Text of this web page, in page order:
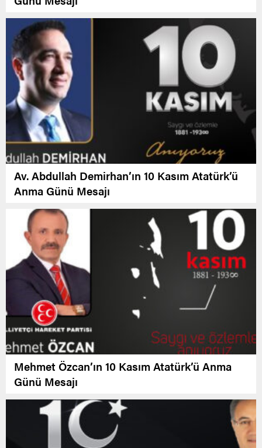
Av. Abdullah Demirhan’ın 10 Kasım Atatürk’ü
Anma Günü Mesajı
Mehmet Özcan’ın 10 Kasım Atatürk’ü Anma
Günü Mesajı